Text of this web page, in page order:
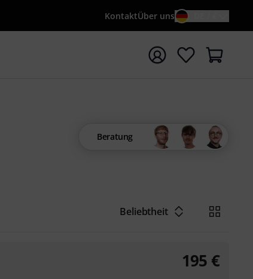
KontaktÜber uns
Suchwort {searchTerm} starten
Beratung
Beliebtheit
195 €